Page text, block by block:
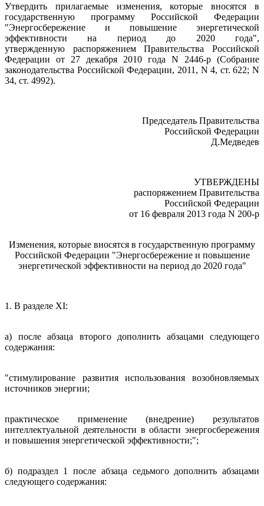
Утвердить прилагаемые изменения, которые вносятся в
государственную программу Российской Федерации
"Энергосбережение и повышение энергетической
эффективности на период до 2020 года",
утвержденную распоряжением Правительства Российской
Федерации от 27 декабря 2010 года N 2446-р (Собрание
законодательства Российской Федерации, 2011, N 4, ст. 622; N
34, ст. 4992).
Председатель Правительства
Российской Федерации
Д.Медведев
УТВЕРЖДЕНЫ
распоряжением Правительства
Российской Федерации
от 16 февраля 2013 года N 200-р
Изменения, которые вносятся в государственную программу
Российской Федерации "Энергосбережение и повышение
энергетической эффективности на период до 2020 года"
1. В разделе XI:
а) после абзаца второго дополнить абзацами следующего
содержания:
"стимулирование развития использования возобновляемых
источников энергии;
практическое применение (внедрение) результатов
интеллектуальной деятельности в области энергосбережения
и повышения энергетической эффективности;";
б) подраздел 1 после абзаца седьмого дополнить абзацами
следующего содержания: